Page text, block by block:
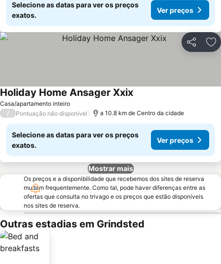
Selecione as datas para ver os preços
exatos.
Ver preços
Partilhar
Casa/apartamento inteiro
Holiday Home Ansager XxixVer preços
/ Pontuação não disponível a 10.8 km de Centro da cidade
Selecione as datas para ver os preços
exatos.
Ver preços
Mostrar mais
Os preços e a disponibilidade que recebemos dos sites de reserva
mudam frequentemente. Como tal, pode haver diferenças entre as
ofertas que consulta no trivago e os preços que estão disponíveis
nos sites de reserva.
Outras estadias em Grindsted